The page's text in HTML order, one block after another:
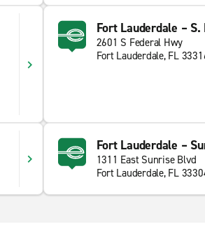
Fort Lauderdale –
2601 S Federal Hwy
Fort Lauderdale, FL
Fort Lauderdale –
1311 East Sunrise Blvd
Fort Lauderdale, FL